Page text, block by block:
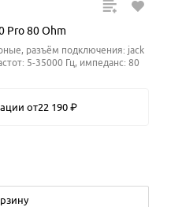
Pro 80 Ohm
разъём подключения: jack
5-35000 Гц, импеданс: 80
от22 190 ₽